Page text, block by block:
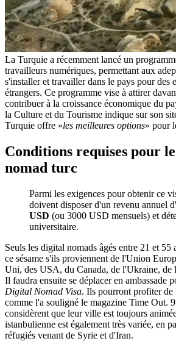
La Turquie a récemment lancé un
travailleurs numériques, permettant aux
s'installer et travailler dans le pays pour des
étrangers. Ce programme vise à attirer
contribuer à la croissance économique du
la Culture et du Tourisme indique sur son
Turquie offre «les meilleures options» pour
Conditions requises pour
nomad turc
Parmi les exigences pour obtenir ce
doivent disposer d'un revenu annuel
USD (ou 3000 USD mensuels) et
universitaire.
Seuls les digital nomads âgés entre 21 et 55
ce sésame s'ils proviennent de l'Union
Uni, des USA, du Canada, de l'Ukraine, de
Il faudra ensuite se déplacer en ambassade
Digital Nomad Visa. Ils pourront profiter de
comme l'a souligné le magazine Time Out.
considèrent que leur ville est toujours
istanbulienne est également très variée, en
réfugiés venant de Syrie et d'Iran.